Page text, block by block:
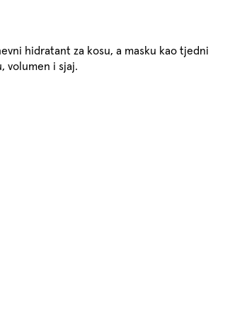
hidratant za kosu, a masku kao tjedni
volumen i sjaj.